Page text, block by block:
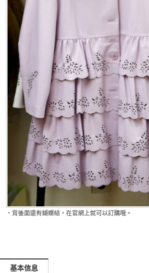
・ 背後面還有蝴蝶結，在官網上就可以訂購哦。
基本信息